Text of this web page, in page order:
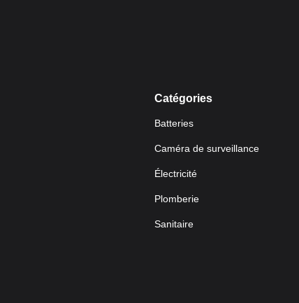
Catégories
Batteries
Caméra de surveillance
Électricité
Plomberie
Sanitaire